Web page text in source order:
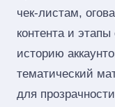
чек‑листам,
контента и
историю
тематический
для